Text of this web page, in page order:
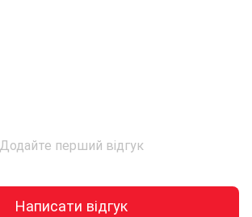
Додайте перший відгук
Написати відгук